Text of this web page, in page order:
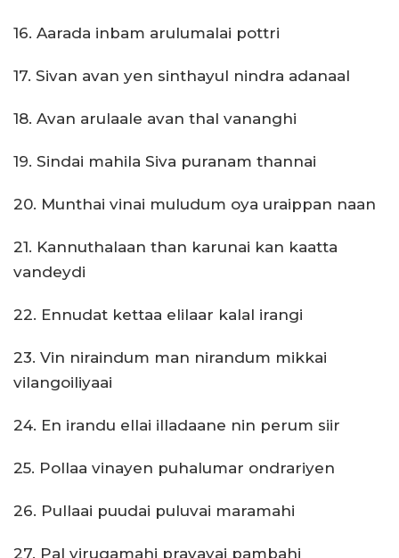
16. Aarada inbam arulumalai pottri
17. Sivan avan yen sinthayul nindra adanaal
18. Avan arulaale avan thal vananghi
19. Sindai mahila Siva puranam thannai
20. Munthai vinai muludum oya uraippan naan
21. Kannuthalaan than karunai kan kaatta
vandeydi
22. Ennudat kettaa elilaar kalal irangi
23. Vin niraindum man nirandum mikkai
vilangoiliyaai
24. En irandu ellai illadaane nin perum siir
25. Pollaa vinayen puhalumar ondrariyen
26. Pullaai puudai puluvai maramahi
27. Pal virugamahi pravayai pambahi